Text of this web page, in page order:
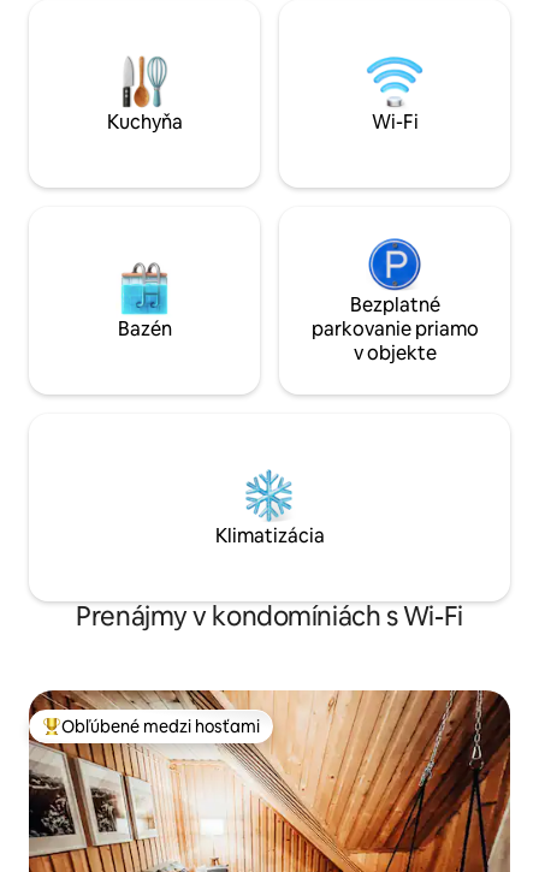
pohodliu. Čakajú na vás chodníky, lesy a
príroda – bližšie k nebu.
klimat w jednym.
Kuchyňa Wi-Fi
Bazén
Bezplatné
parkovanie priamo
v objekte
Klimatizácia
Prenájmy v kondomíniách s Wi-Fi
Najobľúbenejšie medzi hosťami
Obľúbené medzi hosťami